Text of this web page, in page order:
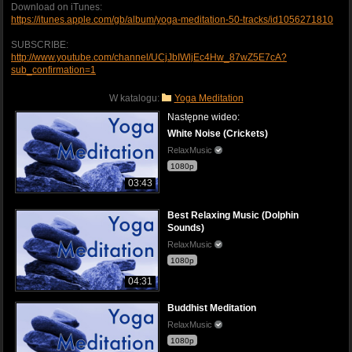
Download on iTunes:
https://itunes.apple.com/gb/album/yoga-meditation-50-tracks/id1056271810
SUBSCRIBE:
http://www.youtube.com/channel/UCjJbIWljEc4Hw_87wZ5E7cA?
sub_confirmation=1
W katalogu: Yoga Meditation
03:43
Następne wideo:
White Noise (Crickets)
RelaxMusic
1080p
04:31
Best Relaxing Music (Dolphin
Sounds)
RelaxMusic
1080p
Buddhist Meditation
RelaxMusic
1080p